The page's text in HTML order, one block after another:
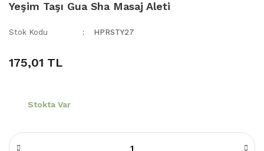
Yeşim Taşı Gua Sha Masaj Aleti
Stok Kodu HPRSTY27
175,01 TL
Stokta Var